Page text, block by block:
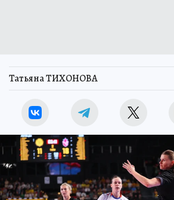
Татьяна ТИХОНОВА